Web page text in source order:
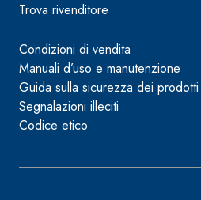
Trova rivenditore
Condizioni di vendita
Manuali d’uso e manutenzione
Guida sulla sicurezza dei prodotti
Segnalazioni illeciti
Codice etico